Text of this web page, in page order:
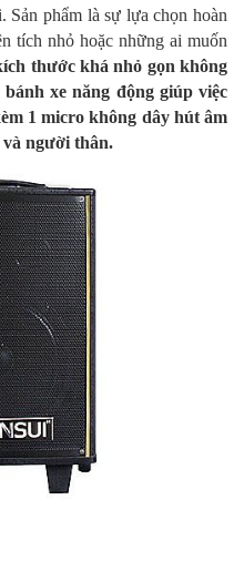
Sản phẩm là sự lựa chọn hoàn
tích nhỏ hoặc những ai muốn
thước khá nhỏ gọn không
xe năng động giúp việc
1 micro không dây hút âm
người thân.